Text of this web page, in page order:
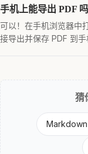
手机上能导出 PDF 吗
可以！在手机浏览器中
接导出并保存 PDF 到手
猜